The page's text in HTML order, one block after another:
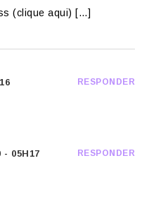
(clique aqui) […]
RESPONDER
05H17 RESPONDER